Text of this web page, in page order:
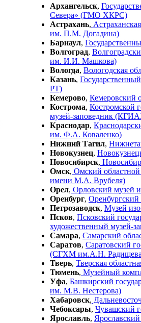
Архангельск,
Севера» (ГМО ХКРС)
Астрахань,
им. П.М. Догадина)
Барнаул,
Волгоград,
им. И.И. Машкова)
Вологда, Вологодская
Казань,
РТ)
Кемерово, Кемеровский
Кострома, Костромской
музей-заповедник
Краснодар,
им. Ф.А. Коваленко)
Нижний Тагил,
Новокузнец,
Новосибирск,
Омск, Омский
имени М.А. Врубеля)
Орел, Орловский музей
Оренбург,
Петрозаводск, Музей
Псков, Псковский
художественный
Самара, Самарский
Саратов, Саратовский
(СГХМ им.А.Н.
Тверь, Тверская
Тюмень, Музейный
Уфа, Башкирский
им. М.В. Нестерова)
Хабаровск,
Чебоксары, Чувашский
Ярославль,